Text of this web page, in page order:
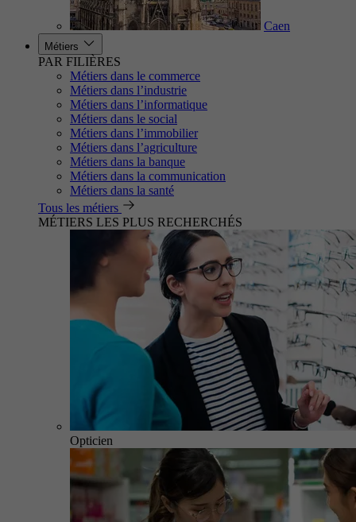
Caen
Métiers
PAR FILIÈRES
Métiers dans le commerce
Métiers dans l’industrie
Métiers dans l’informatique
Métiers dans le social
Métiers dans l’immobilier
Métiers dans l’agriculture
Métiers dans la banque
Métiers dans la communication
Métiers dans la santé
Tous les métiers
MÉTIERS LES PLUS RECHERCHÉS
Opticien